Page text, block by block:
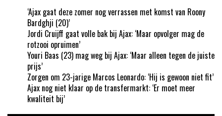
‘Ajax gaat deze zomer nog verrassen met komst van Roony
Bardghji (20)’
Jordi Cruijff gaat volle bak bij Ajax: ‘Maar opvolger mag de
rotzooi opruimen’
Youri Baas (23) mag weg bij Ajax: ‘Maar alleen tegen de juiste
prijs’
Zorgen om 23-jarige Marcos Leonardo: ‘Hij is gewoon niet fit’
Ajax nog niet klaar op de transfermarkt: ‘Er moet meer
kwaliteit bij’